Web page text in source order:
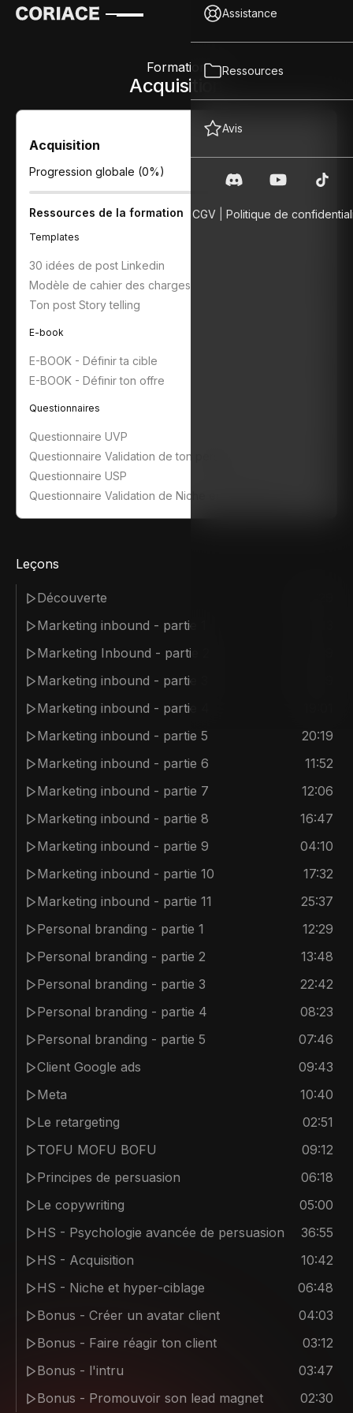
Assistance
Ressources
Avis
CGV Politique de
Formation
Acquisition
Leçons
Découverte
Marketing inbound - partie 1
Marketing Inbound - partie 2
Marketing inbound - partie 3
Marketing inbound - partie 4
Marketing inbound - partie 5
20:19
Marketing inbound - partie 6
11:52
Marketing inbound - partie 7
12:06
Marketing inbound - partie 8
16:47
Marketing inbound - partie 9
04:10
Marketing inbound - partie 10
17:32
Marketing inbound - partie 11
25:37
Personal branding - partie 1
12:29
Personal branding - partie 2
13:48
Personal branding - partie 3
22:42
Personal branding - partie 4
08:23
Personal branding - partie 5
07:46
Client Google ads
09:43
Meta
10:40
Le retargeting
02:51
TOFU MOFU BOFU
09:12
Principes de persuasion
06:18
Le copywriting
05:00
HS - Psychologie avancée de persuasion
36:55
HS - Acquisition
10:42
HS - Niche et hyper-ciblage
06:48
Bonus - Créer un avatar client
04:03
Bonus - Faire réagir ton client
03:12
Bonus - l'intru
03:47
Bonus - Promouvoir son lead magnet
02:30
Acquisition
Progression globale (0%)
Ressources de la formation
Templates
30 idées de post Linkedin
Modèle de cahier des charges
Ton post Story telling
E-book
E-BOOK - Définir ta cible
E-BOOK - Définir ton offre
Questionnaires
Questionnaire UVP
Questionnaire Validation de ton persona
Questionnaire USP
Questionnaire Validation de Niche en Webdesign